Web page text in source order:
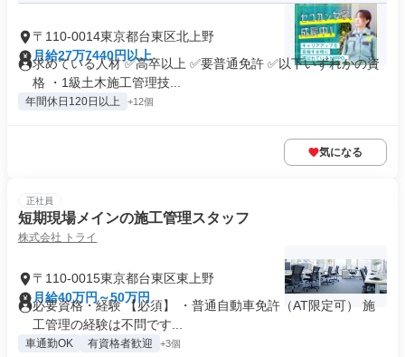
〒110-0014東京都台東区北上野
月給27万7440円以上
求めている人材 ✅高卒以上 ✅要普通免許 ✅以下いずれかの資
格 ・1級土木施工管理技...
年間休日120日以上 +12個
気になる
正社員
短期現場メインの施工管理スタッフ
株式会社 トライ
〒110-0015東京都台東区東上野
月給40万円～50万円
必要資格・経験 【必須】 ・普通自動車免許（AT限定可） 施
工管理の経験は不問です...
車通勤OK 有資格者歓迎 +3個